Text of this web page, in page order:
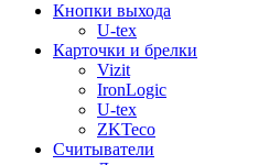
Кнопки выхода
U-tex
Карточки и брелки
Vizit
IronLogic
U-tex
ZKTeco
Считыватели